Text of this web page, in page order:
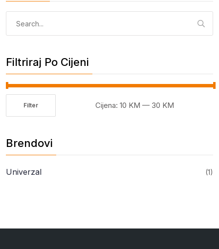
Filtriraj Po Cijeni
Filter Cijena: 10 KM — 30 KM
Brendovi
Univerzal (1)